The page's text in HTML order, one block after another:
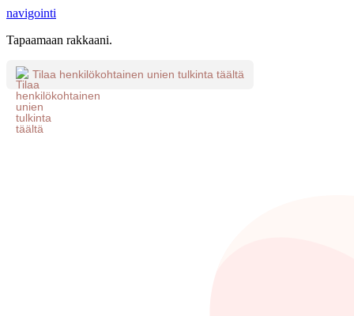
navigointi
Tapaamaan rakkaani.
Tilaa henkilökohtainen unien tulkinta täältä